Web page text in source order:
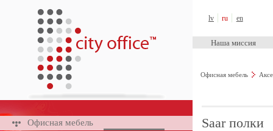
lv ru en
Наша миссия
Офисная мебель
Офисная мебель Saar полки